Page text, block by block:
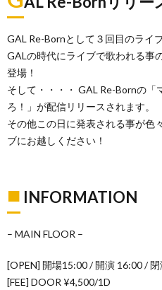
GAL Re-Bornとして３回目のライ
GALの時代にライブで歌われる事
登場！
そして・・・・ GAL Re-Bornの「
ろ！」が配信リリースされます。
その他この日に発表される事が色
ブにお越しください！
■ INFORMATION
– MAIN FLOOR –
[OPEN] 開場15:00 / 開演 16:00 /
[FEE] DOOR ¥4,500/1D